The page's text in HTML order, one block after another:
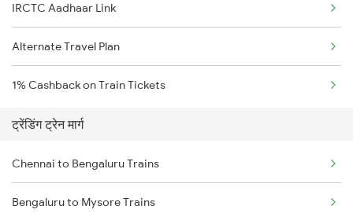
IRCTC Aadhaar Link
Alternate Travel Plan
1% Cashback on Train Tickets
ट्रेंडिंग ट्रेन मार्ग
Chennai to Bengaluru Trains
Bengaluru to Mysore Trains